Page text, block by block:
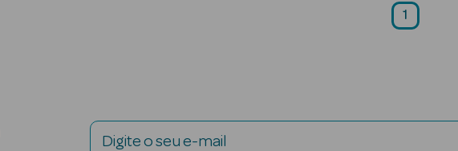
1
Digite o seu e-mail